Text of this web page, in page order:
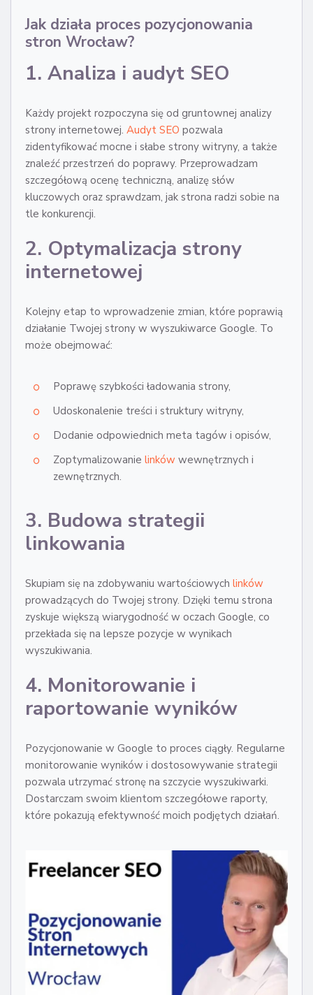
Jak działa proces pozycjonowania
stron Wrocław?
1. Analiza i audyt SEO
Każdy projekt rozpoczyna się od gruntownej analizy
strony internetowej. Audyt SEO pozwala
zidentyfikować mocne i słabe strony witryny, a także
znaleźć przestrzeń do poprawy. Przeprowadzam
szczegółową ocenę techniczną, analizę słów
kluczowych oraz sprawdzam, jak strona radzi sobie na
tle konkurencji.
2. Optymalizacja strony
internetowej
Kolejny etap to wprowadzenie zmian, które poprawią
działanie Twojej strony w wyszukiwarce Google. To
może obejmować:
Poprawę szybkości ładowania strony,
Udoskonalenie treści i struktury witryny,
Dodanie odpowiednich meta tagów i opisów,
Zoptymalizowanie linków wewnętrznych i
zewnętrznych.
3. Budowa strategii
linkowania
Skupiam się na zdobywaniu wartościowych linków
prowadzących do Twojej strony. Dzięki temu strona
zyskuje większą wiarygodność w oczach Google, co
przekłada się na lepsze pozycje w wynikach
wyszukiwania.
4. Monitorowanie i
raportowanie wyników
Pozycjonowanie w Google to proces ciągły. Regularne
monitorowanie wyników i dostosowywanie strategii
pozwala utrzymać stronę na szczycie wyszukiwarki.
Dostarczam swoim klientom szczegółowe raporty,
które pokazują efektywność moich podjętych działań.